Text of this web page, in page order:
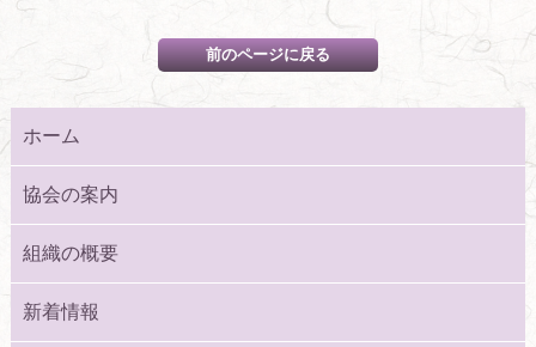
ホーム
協会の案内
組織の概要
新着情報